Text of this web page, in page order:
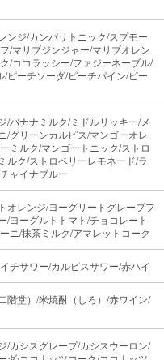
ンジ/カンパリトニック/スプモー
/マリブジンジャー/マリブオレン
/ココラッシー/ファジーネーブル/
/ピーチソーダ/ピーチパイン/ピー
/バナナミルク/ミドルリッキー/メ
/グリーンカルピス/マンゴーオレ
ミルク/マンゴートニック/ストロ
ルク/ストロベリーレモネード/ラ
ャイナブルー
オレンジ/ヨーグリートグレープフ
/ヨーグルトトマト/チョコレート
ニ/抹茶ミルク/アマレットコーク
チサワー/カルピスサワー/赤ハイ
階堂）/米焼酎（しろ）/赤ワイン/
/カシスグレープ/カシスウーロン/